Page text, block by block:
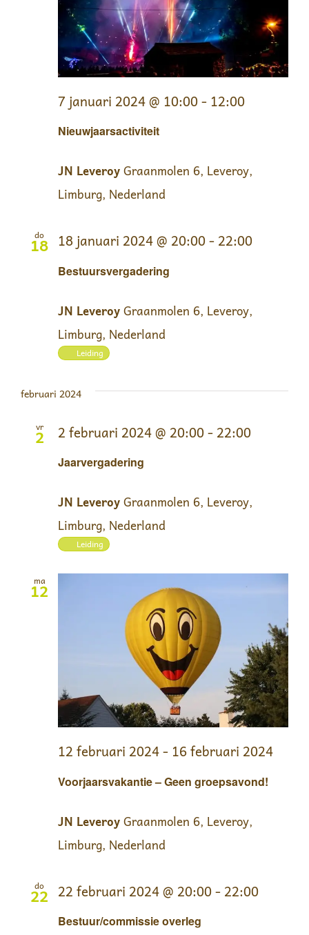
Nieuwjaarsactiviteit
7 januari 2024 @ 10:00- 12:00
JN LeveroyGraanmolen 6, Leveroy,
Limburg, Nederland
do
18
Bestuursvergadering
18 januari 2024 @ 20:00- 22:00
JN LeveroyGraanmolen 6, Leveroy,
Limburg, Nederland
Leiding
februari 2024
vr
2
Jaarvergadering
2 februari 2024 @ 20:00- 22:00
JN LeveroyGraanmolen 6, Leveroy,
Limburg, Nederland
Leiding
ma
12
Voorjaarsvakantie – Geen groepsavond!
12 februari 2024- 16 februari 2024
JN LeveroyGraanmolen 6, Leveroy,
Limburg, Nederland
do
22
Bestuur/commissie overleg
22 februari 2024 @ 20:00- 22:00